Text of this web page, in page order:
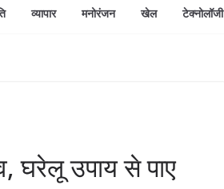
व्यापार मनोरंजन खेल टेक्नोलॉजी
घरेलू उपाय से पाए